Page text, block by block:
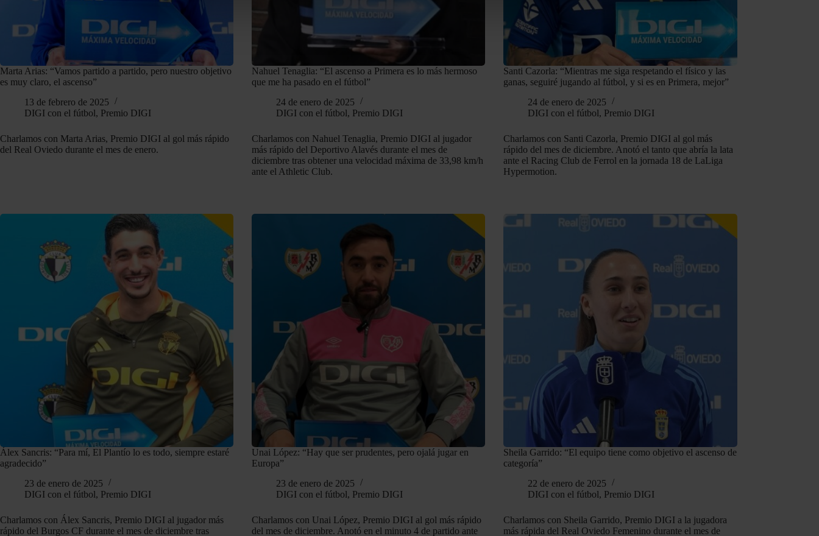
Como sabes, utilizamos cookies propias y de terceros para analizar tus hábitos de navegación y del conjunto de usuarios
y mostrarte contenido personalizado en los anuncios que ves. A continuación puedes rechazar, configurar o aceptar tú
mismo las cookies.
Para más información sobre esto y las posibilidades de transferencias internacionales de datos, consulta nuestraPolítica
Marta Arias: “Vamos partido a partido, pero nuestro objetivo
es muy claro, el ascenso”
13 de febrero de 2025
DIGI con el fútbol, Premio DIGI
Charlamos con Marta Arias, Premio DIGI al gol más rápido
del Real Oviedo durante el mes de enero.
Nahuel Tenaglia: “El ascenso a Primera es lo más hermoso
que me ha pasado en el fútbol”
24 de enero de 2025
DIGI con el fútbol, Premio DIGI
Charlamos con Nahuel Tenaglia, Premio DIGI al jugador
más rápido del Deportivo Alavés durante el mes de
diciembre tras obtener una velocidad máxima de 33,98 km/h
ante el Athletic Club.
Santi Cazorla: “Mientras me siga respetando el físico y las
ganas, seguiré jugando al fútbol, y si es en Primera, mejor”
24 de enero de 2025
DIGI con el fútbol, Premio DIGI
Charlamos con Santi Cazorla, Premio DIGI al gol más
rápido del mes de diciembre. Anotó el tanto que abría la lata
ante el Racing Club de Ferrol en la jornada 18 de LaLiga
Hypermotion.
Álex Sancris: “Para mí, El Plantío lo es todo, siempre estaré
agradecido”
23 de enero de 2025
DIGI con el fútbol, Premio DIGI
Charlamos con Álex Sancris, Premio DIGI al jugador más
rápido del Burgos CF durante el mes de diciembre tras
Unai López: “Hay que ser prudentes, pero ojalá jugar en
Europa”
23 de enero de 2025
DIGI con el fútbol, Premio DIGI
Charlamos con Unai López, Premio DIGI al gol más rápido
del mes de diciembre. Anotó en el minuto 4 de partido ante
Sheila Garrido: “El equipo tiene como objetivo el ascenso de
categoría”
22 de enero de 2025
DIGI con el fútbol, Premio DIGI
Charlamos con Sheila Garrido, Premio DIGI a la jugadora
más rápida del Real Oviedo Femenino durante el mes de